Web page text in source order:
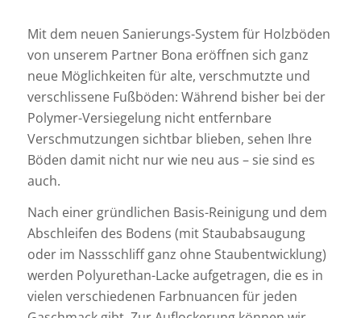
Mit dem neuen Sanierungs-System für Holzböden
von unserem Partner Bona eröffnen sich ganz
neue Möglichkeiten für alte, verschmutzte und
verschlissene Fußböden: Während bisher bei der
Polymer-Versiegelung nicht entfernbare
Verschmutzungen sichtbar blieben, sehen Ihre
Böden damit nicht nur wie neu aus – sie sind es
auch.
Nach einer gründlichen Basis-Reinigung und dem
Abschleifen des Bodens (mit Staubabsaugung
oder im Nassschliff ganz ohne Staubentwicklung)
werden Polyurethan-Lacke aufgetragen, die es in
vielen verschiedenen Farbnuancen für jeden